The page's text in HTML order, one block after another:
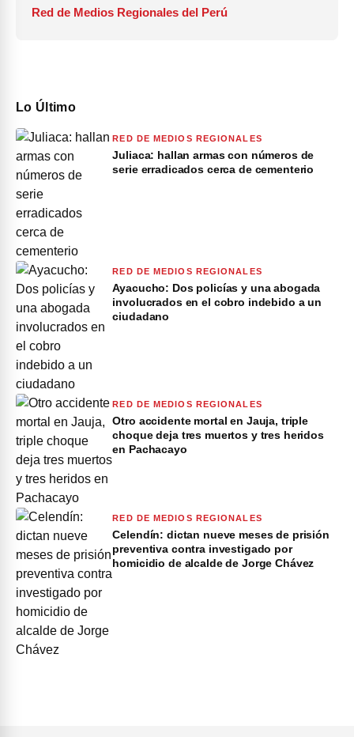
Red de Medios Regionales del Perú
Lo Último
RED DE MEDIOS REGIONALES
Juliaca: hallan armas con números de
serie erradicados cerca de cementerio
RED DE MEDIOS REGIONALES
Ayacucho: Dos policías y una abogada
involucrados en el cobro indebido a un
ciudadano
RED DE MEDIOS REGIONALES
Otro accidente mortal en Jauja, triple
choque deja tres muertos y tres heridos
en Pachacayo
RED DE MEDIOS REGIONALES
Celendín: dictan nueve meses de prisión
preventiva contra investigado por
homicidio de alcalde de Jorge Chávez